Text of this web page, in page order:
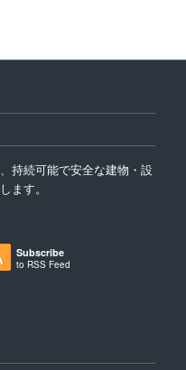
持続可能で安全な建物・設
ます。
Subscribe
to RSS Feed